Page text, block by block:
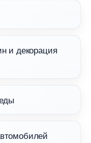
и декорация